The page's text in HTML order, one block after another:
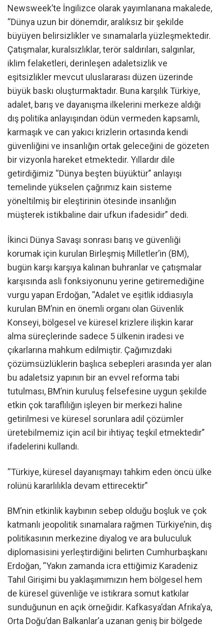
Newsweek’te İngilizce olarak yayımlanana makalede,
“Dünya uzun bir dönemdir, aralıksız bir şekilde
büyüyen belirsizlikler ve sınamalarla yüzleşmektedir.
Çatışmalar, kuralsızlıklar, terör saldırıları, salgınlar,
iklim felaketleri, derinleşen adaletsizlik ve
eşitsizlikler mevcut uluslararası düzen üzerinde
büyük baskı oluşturmaktadır. Buna karşılık Türkiye,
adalet, barış ve dayanışma ilkelerini merkeze aldığı
dış politika anlayışından ödün vermeden kapsamlı,
karmaşık ve can yakıcı krizlerin ortasında kendi
güvenliğini ve insanlığın ortak geleceğini de gözeten
bir vizyonla hareket etmektedir. Yıllardır dile
getirdiğimiz “Dünya beşten büyüktür” anlayışı
temelinde yükselen çağrımız kain sisteme
yöneltilmiş bir eleştirinin ötesinde insanlığın
müşterek istikbaline dair ufkun ifadesidir” dedi.
İkinci Dünya Savaşı sonrası barış ve güvenliği
korumak için kurulan Birleşmiş Milletler’in (BM),
bugün karşı karşıya kalınan buhranlar ve çatışmalar
karşısında asli fonksiyonunu yerine getiremediğine
vurgu yapan Erdoğan, “Adalet ve eşitlik iddiasıyla
kurulan BM’nin en önemli organı olan Güvenlik
Konseyi, bölgesel ve küresel krizlere ilişkin karar
alma süreçlerinde sadece 5 ülkenin iradesi ve
çıkarlarına mahkum edilmiştir. Çağımızdaki
çözümsüzlüklerin başlıca sebepleri arasında yer alan
bu adaletsiz yapının bir an evvel reforma tabi
tutulması, BM’nin kuruluş felsefesine uygun şekilde
etkin çok taraflılığın işleyen bir merkezi haline
getirilmesi ve küresel sorunlara adil çözümler
üretebilmemiz için acil bir ihtiyaç teşkil etmektedir”
ifadelerini kullandı.
“Türkiye, küresel dayanışmayı tahkim eden öncü ülke
rolünü kararlılıkla devam ettirecektir”
BM’nin etkinlik kaybının sebep olduğu boşluk ve çok
katmanlı jeopolitik sınamalara rağmen Türkiye’nin, dış
politikasının merkezine diyalog ve ara buluculuk
diplomasisini yerleştirdiğini belirten Cumhurbaşkanı
Erdoğan, “Yakın zamanda icra ettiğimiz Karadeniz
Tahıl Girişimi bu yaklaşımımızın hem bölgesel hem
de küresel güvenliğe ve istikrara somut katkılar
sunduğunun en açık örneğidir. Kafkasya’dan Afrika’ya,
Orta Doğu’dan Balkanlar’a uzanan geniş bir bölgede